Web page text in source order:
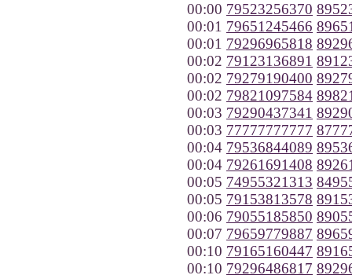
00:00 79523256370
00:01 79651245466
00:01 79296965818
00:02 79123136891
00:02 79279190400
00:02 79821097584
00:03 79290437341
00:03 77777777777
00:04 79536844089
00:04 79261691408
00:05 74955321313
00:05 79153813578
00:06 79055185850
00:07 79659779887
00:10 79165160447
00:10 79296486817